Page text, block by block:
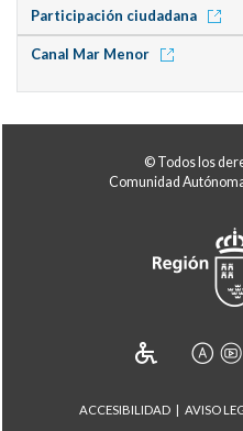
Participación ciudadana
Canal Mar Menor
© Todos los
Comunidad
ACCESIBILIDAD AVISO